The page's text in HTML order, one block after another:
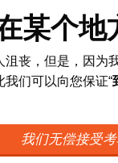
某个地
沮丧，但是，因为
我们可以向您保证“
我们无偿接受